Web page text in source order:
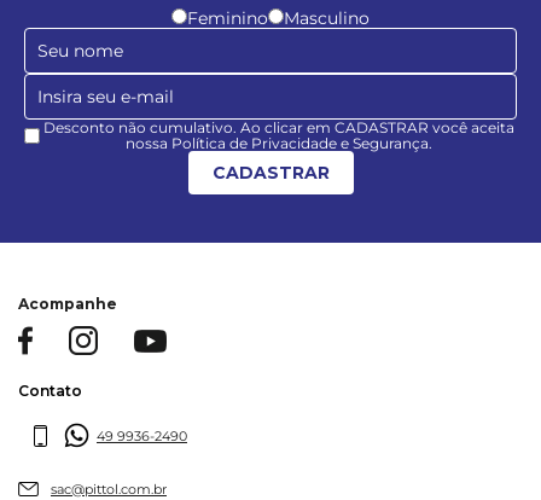
Feminino Masculino
Desconto não cumulativo. Ao clicar em CADASTRAR você aceita
nossa Política de Privacidade e Segurança.
CADASTRAR
Acompanhe
Contato
49 9936-2490
sac@pittol.com.br